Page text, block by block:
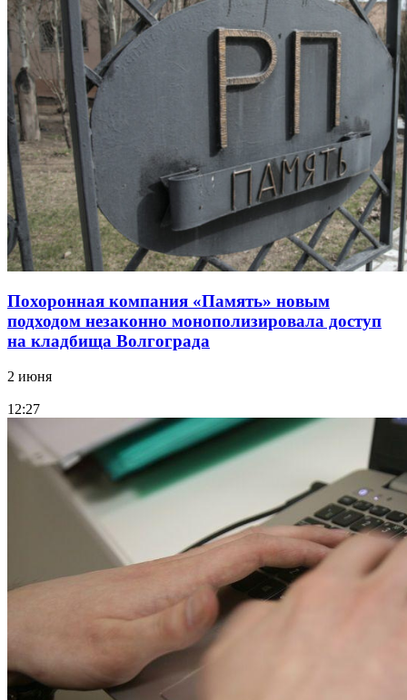
Похоронная компания «Память» новым
подходом незаконно монополизировала доступ
на кладбища Волгограда
2 июня
12:27